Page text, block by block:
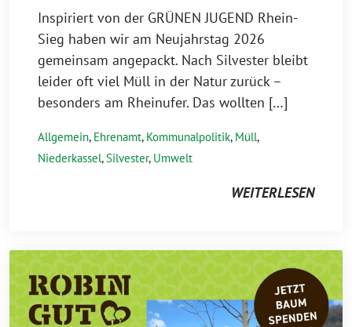
Inspiriert von der GRÜNEN JUGEND Rhein-
Sieg haben wir am Neujahrstag 2026
gemeinsam angepackt. Nach Silvester bleibt
leider oft viel Müll in der Natur zurück –
besonders am Rheinufer. Das wollten […]
Allgemein, Ehrenamt, Kommunalpolitik, Müll,
Niederkassel,Silvester, Umwelt
WEITERLESEN